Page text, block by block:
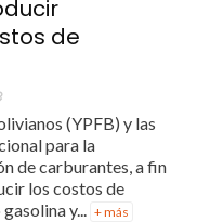
de
(YPFB) y las
para la
de carburantes, a fin
los costos de
y... + más